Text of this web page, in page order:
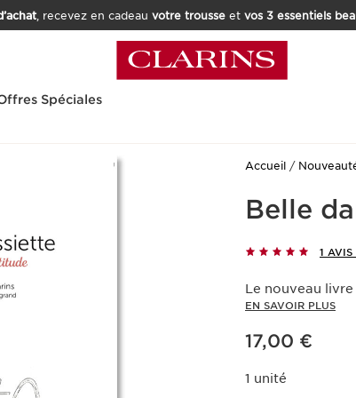
, recevez en cadeau votre trousseet vos 3 essentiels
Spéciales
Accueil
Belle
1 AVIS
Le nouveau
EN SAVOIR PLUS
Nouveau prix 17,00 €
17,00 €
1 unité